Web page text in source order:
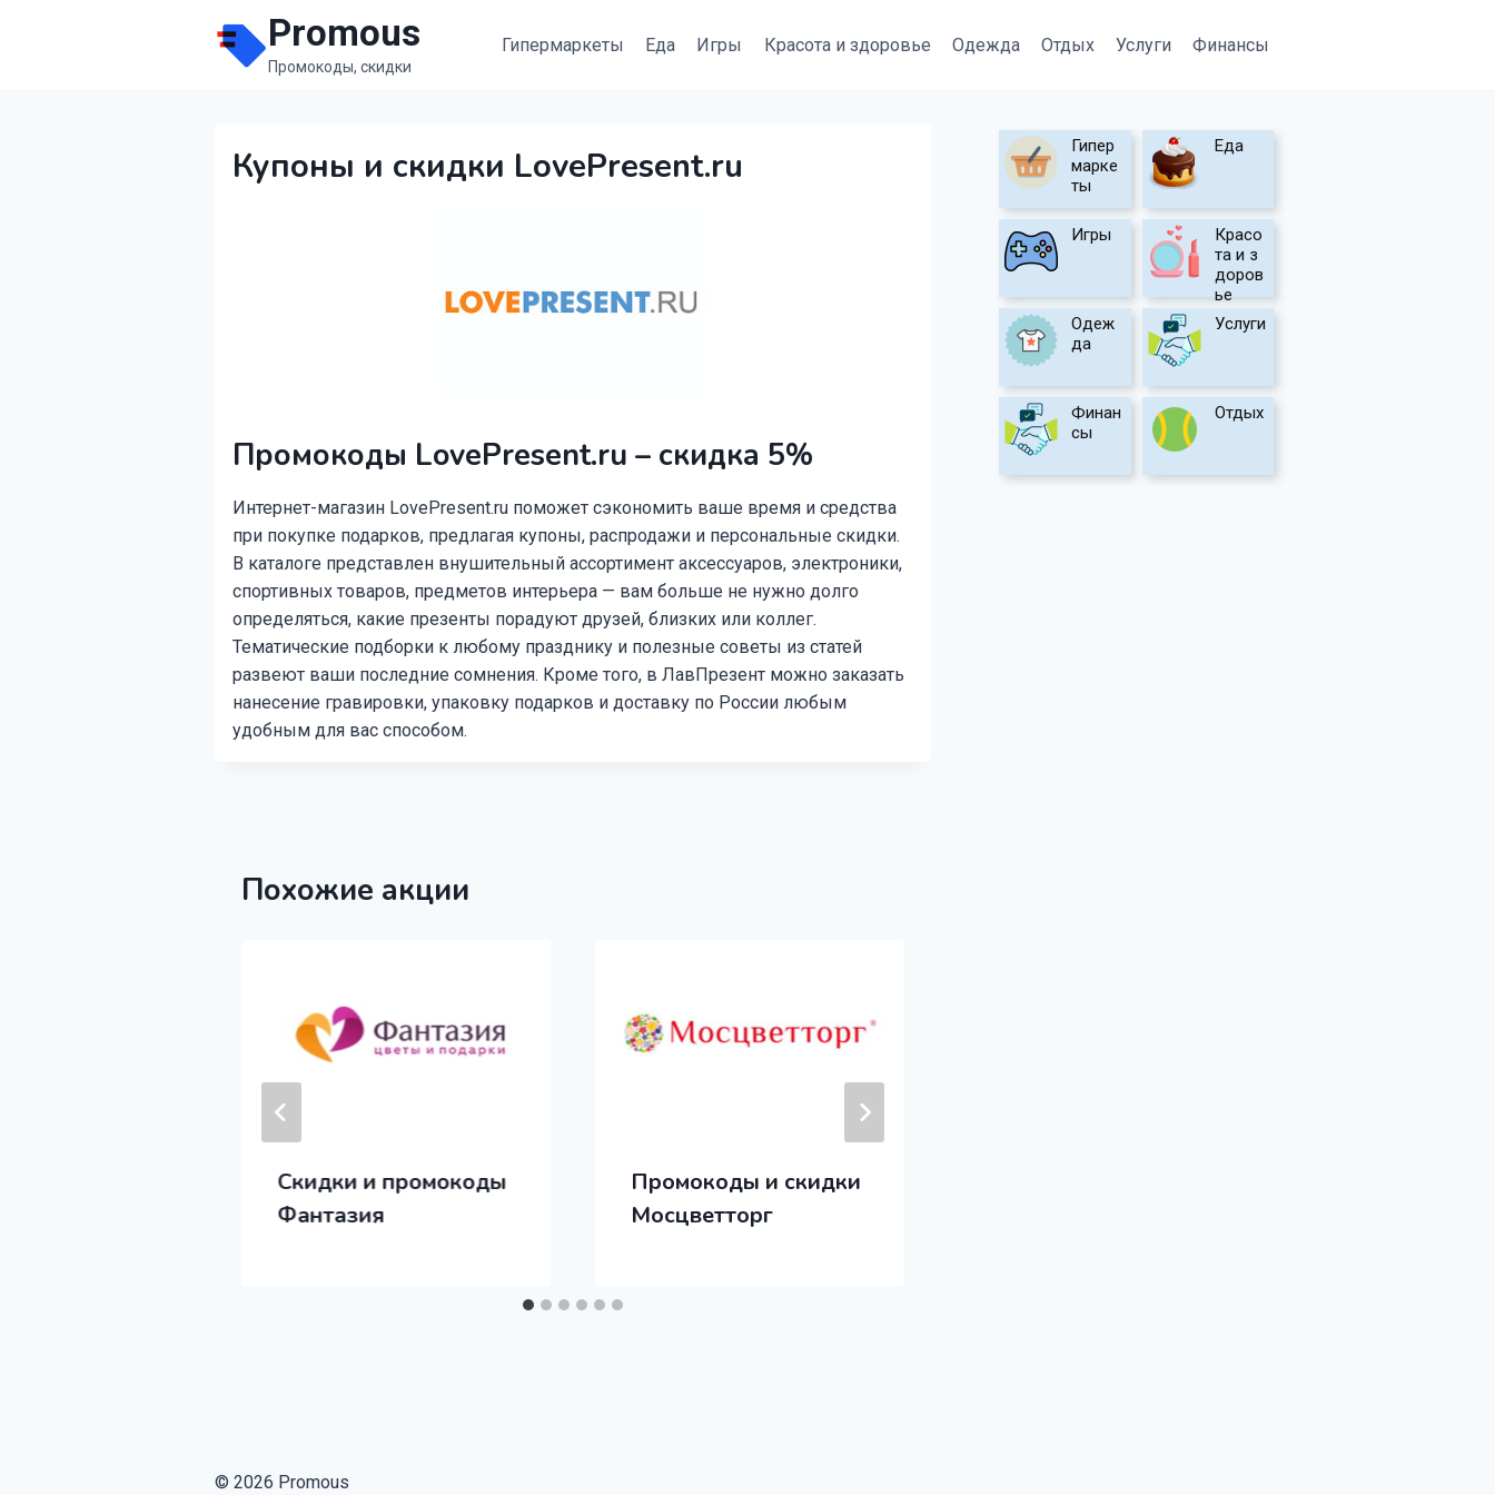
Promous
Промокоды, скидки
Гипермаркеты Еда Игры Красота и здоровье Одежда Отдых Услуги Финансы
Купоны и скидки LovePresent.ru
Промокоды LovePresent.ru – скидка 5%
Интернет-магазин LovePresent.ru поможет сэкономить ваше время и средства
при покупке подарков, предлагая купоны, распродажи и персональные скидки.
В каталоге представлен внушительный ассортимент аксессуаров, электроники,
спортивных товаров, предметов интерьера — вам больше не нужно долго
определяться, какие презенты порадуют друзей, близких или коллег.
Тематические подборки к любому празднику и полезные советы из статей
развеют ваши последние сомнения. Кроме того, в ЛавПрезент можно заказать
нанесение гравировки, упаковку подарков и доставку по России любым
удобным для вас способом.
Похожие акции
Скидки и промокоды
Фантазия
Промокоды и скидки
Мосцветторг
Гипер
марке
ты
Еда
Игры
Красо
та и з
доров
ье
Одеж
да
Услуги
Финан
сы
Отдых
© 2026 Promous